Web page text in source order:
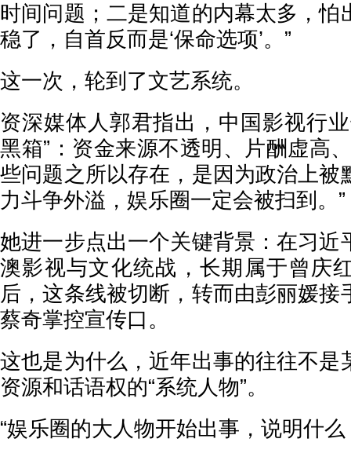
时间问题；二是知道的内幕太多，怕
稳了，自首反而是‘保命选项’。”
这一次，轮到了文艺系统。
资深媒体人郭君指出，中国影视行
黑箱”：资金来源不透明、片酬虚高
些问题之所以存在，是因为政治上被
力斗争外溢，娱乐圈一定会被扫到。”
她进一步点出一个关键背景：在习近
澳影视与文化统战，长期属于曾庆
后，这条线被切断，转而由彭丽媛接
蔡奇掌控宣传口。
这也是为什么，近年出事的往往不是
资源和话语权的“系统人物”。
“娱乐圈的大人物开始出事，说明什